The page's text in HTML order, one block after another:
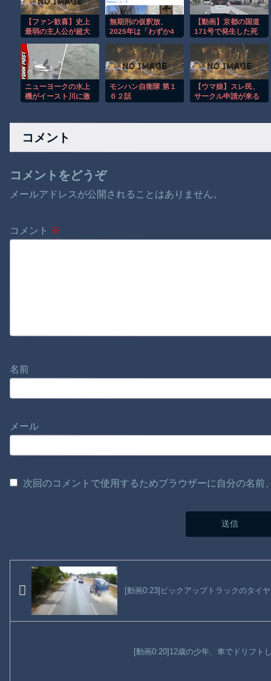
【ファン歓喜】史上
最弱の主人公が超大
カー愛が凄すぎたｗ
無期刑の仮釈放、
2025年は「わずか4
獄中死…「終身刑
化」の傾向続く
【動画】京都の国道
171号で発生した死
ライブレコーダー。
ニューヨークの水上
機がイースト川に激
モンハン自衛隊 第１
６２話
【ウマ娘】スレ民、
サークル申請が来る
コメント
コメントをどうぞ
メールアドレスが公開されることはありません。
コメント ※
名前
メール
次回のコメントで使用するためブラウザーに自分の名
[動画0:23]ピックアップトラックのタイ
[動画0:20]12歳の少年、車でドリフト